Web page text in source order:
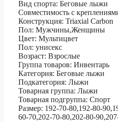
Вид спорта: Беговые лыжи
Совместимость с
Конструкция: Triaxial Carbon
Пол: Мужчины,Женщины
Цвет: Мультицвет
Пол: унисекс
Возраст: Взрослые
Группа товаров: Инвентарь
Категория: Беговые лыжи
Подкатегория: Лыжи
Товарная группа: Лыжи
Товарная подгруппа: Спорт
Размер: 192-70-80,192-80-
60-70,202-70-80,202-80-